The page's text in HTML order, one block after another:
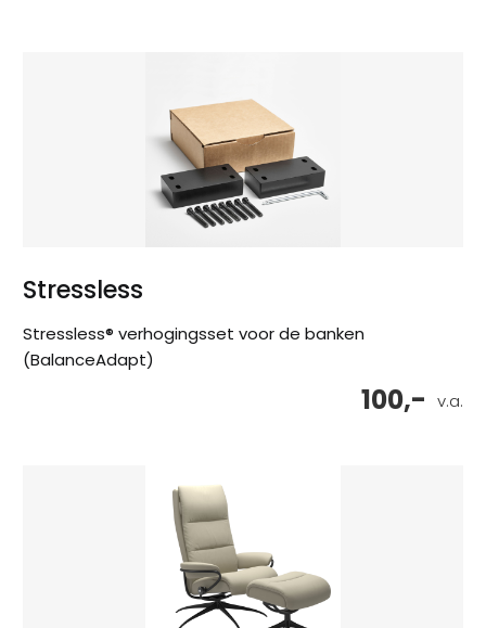
Stressless
Stressless® verhogingsset voor de banken
(BalanceAdapt)
v.a.
100,-